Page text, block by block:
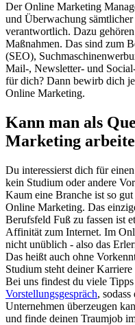
Der Online Marketing
und Überwachung
verantwortlich. Dazu
Maßnahmen. Das sind zum
(SEO),
Mail-, Newsletter- und
für dich? Dann bewirb dich
Online Marketing.
Kann man als
Marketing
Du interessierst dich für
kein Studium oder andere
Kaum eine Branche ist so
Online Marketing. Das
Berufsfeld Fuß zu fassen ist
Affinität zum Internet. Im
nicht unüblich - also das
Das heißt auch ohne
Studium steht deiner
Bei uns findest du viele
Vorstellungsgespräch,
Unternehmen überzeugen
und finde deinen Traumjob